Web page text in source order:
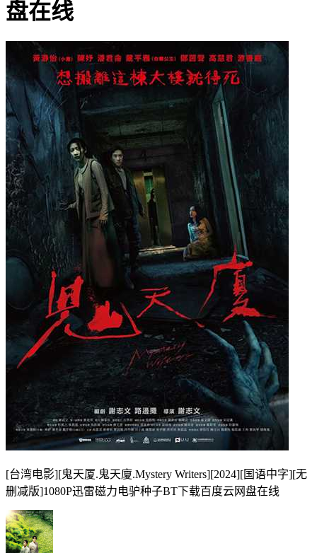
盘在线
[台湾电影][鬼天厦.鬼天廈.Mystery Writers][2024][国语中字][无
删减版]1080P迅雷磁力电驴种子BT下载百度云网盘在线